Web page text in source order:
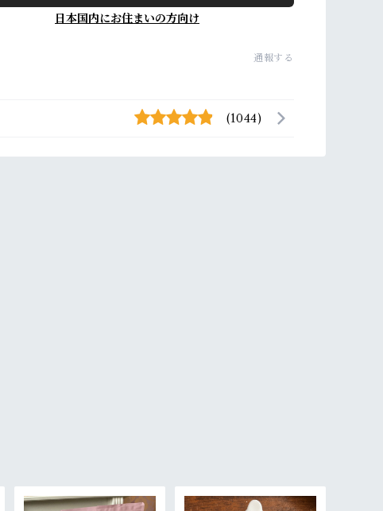
日本国内にお住まいの方向け
通報する
(1044)